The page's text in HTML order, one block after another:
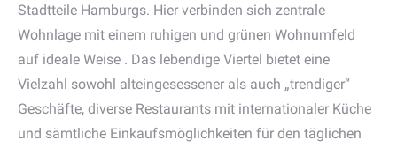
Stadtteile Hamburgs. Hier verbinden sich zentrale
Wohnlage mit einem ruhigen und grünen Wohnumfeld
auf ideale Weise . Das lebendige Viertel bietet eine
Vielzahl sowohl alteingesessener als auch „trendiger“
Geschäfte, diverse Restaurants mit internationaler Küche
und sämtliche Einkaufsmöglichkeiten für den täglichen